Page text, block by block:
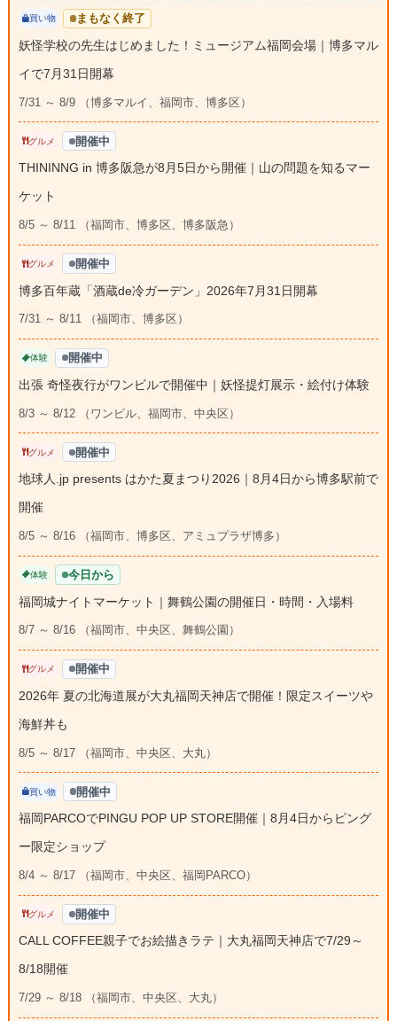
買い物 まもなく終了
妖怪学校の先生はじめました！ミュージアム福岡会場｜博多マル
イで7月31日開幕
7/31 ～ 8/9 （博多マルイ、福岡市、博多区）
グルメ 開催中
THININNG in 博多阪急が8月5日から開催｜山の問題を知るマー
ケット
8/5 ～ 8/11 （福岡市、博多区、博多阪急）
グルメ 開催中
博多百年蔵「酒蔵de冷ガーデン」2026年7月31日開幕
7/31 ～ 8/11 （福岡市、博多区）
体験 開催中
出張 奇怪夜行がワンビルで開催中｜妖怪提灯展示・絵付け体験
8/3 ～ 8/12 （ワンビル、福岡市、中央区）
グルメ 開催中
地球人.jp presents はかた夏まつり2026｜8月4日から博多駅前で
開催
8/5 ～ 8/16 （福岡市、博多区、アミュプラザ博多）
体験 今日から
福岡城ナイトマーケット｜舞鶴公園の開催日・時間・入場料
8/7 ～ 8/16 （福岡市、中央区、舞鶴公園）
グルメ 開催中
2026年 夏の北海道展が大丸福岡天神店で開催！限定スイーツや
海鮮丼も
8/5 ～ 8/17 （福岡市、中央区、大丸）
買い物 開催中
福岡PARCOでPINGU POP UP STORE開催｜8月4日からピング
ー限定ショップ
8/4 ～ 8/17 （福岡市、中央区、福岡PARCO）
グルメ 開催中
CALL COFFEE親子でお絵描きラテ｜大丸福岡天神店で7/29～
8/18開催
7/29 ～ 8/18 （福岡市、中央区、大丸）